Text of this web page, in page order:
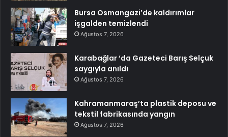
Bursa Osmangazi’de kaldırımlar
işgalden temizlendi
Ağustos 7, 2026
Karabağlar ‘da Gazeteci Barış Selçuk
saygıyla anıldı
Ağustos 7, 2026
Kahramanmaraş’ta plastik deposu ve
tekstil fabrikasında yangın
Ağustos 7, 2026